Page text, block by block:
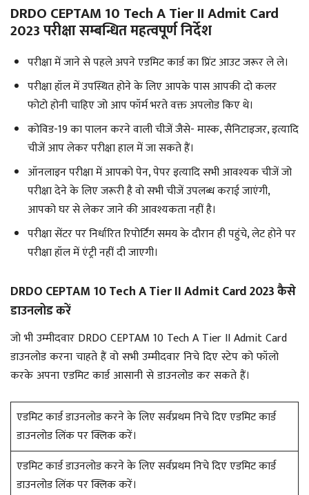
DRDO CEPTAM 10 Tech A Tier II Admit Card
2023 परीक्षा सम्बन्धित महत्वपूर्ण निर्देश
परीक्षा में जाने से पहले अपने एडमिट कार्ड का प्रिंट आउट जरूर ले ले।
परीक्षा हॉल में उपस्थित होने के लिए आपके पास आपकी दो कलर
फोटो होनी चाहिए जो आप फॉर्म भरते वक्त अपलोड किए थे।
कोविड-19 का पालन करने वाली चीजें जैसे- मास्क, सैनिटाइजर, इत्यादि
चीजें आप लेकर परीक्षा हाल में जा सकते हैं।
ऑनलाइन परीक्षा में आपको पेन, पेपर इत्यादि सभी आवश्यक चीजें जो
परीक्षा देने के लिए जरूरी है वो सभी चीजें उपलब्ध कराई जाएंगी,
आपको घर से लेकर जाने की आवश्यकता नहीं है।
परीक्षा सेंटर पर निर्धारित रिपोर्टिंग समय के दौरान ही पहुंचे, लेट होने पर
परीक्षा हॉल में एंट्री नहीं दी जाएगी।
DRDO CEPTAM 10 Tech A Tier II Admit Card 2023 कैसे
डाउनलोड करें
जो भी उम्मीदवार DRDO CEPTAM 10 Tech A Tier II Admit Card
डाउनलोड करना चाहते हैं वो सभी उम्मीदवार निचे दिए स्टेप को फॉलो
करके अपना एडमिट कार्ड आसानी से डाउनलोड कर सकते हैं।
एडमिट कार्ड डाउनलोड करने के लिए सर्वप्रथम निचे दिए एडमिट कार्ड
डाउनलोड लिंक पर क्लिक करें।
एडमिट कार्ड डाउनलोड करने के लिए सर्वप्रथम निचे दिए एडमिट कार्ड
डाउनलोड लिंक पर क्लिक करें।